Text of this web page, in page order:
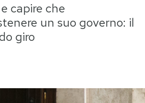
Storie/Idee
Ok Boomer!
Media
Mondiali calcio 2026
capire che
un suo governo: il
giro